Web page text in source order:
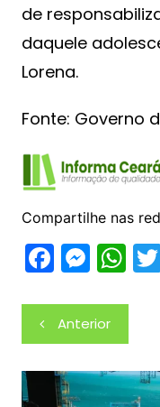
de
daquele
Lorena.
Fonte: Governo
Compartilhe nas
F
c
e
b
M
s
s
e
W
at
s
A
Navegação
de
Post
Anterior